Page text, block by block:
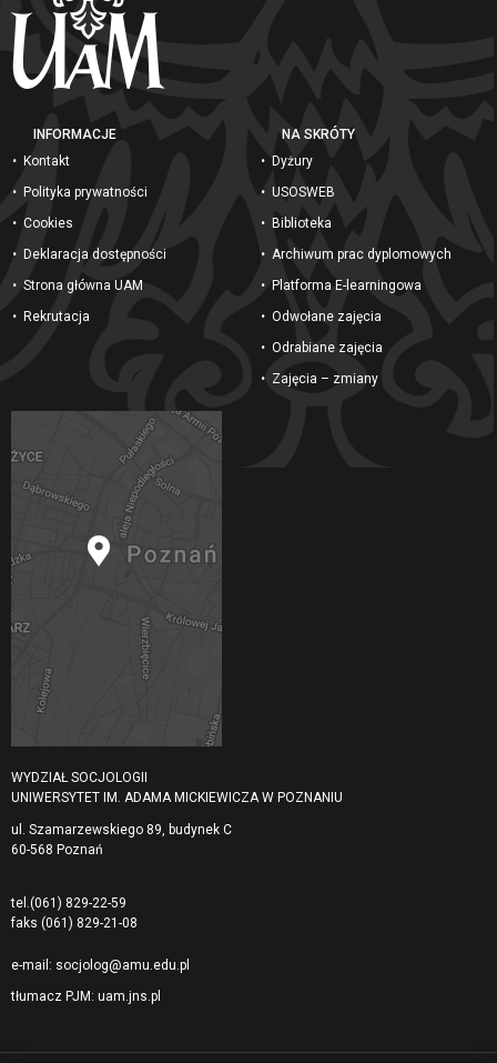
INFORMACJE
Kontakt
Polityka prywatności
Cookies
Deklaracja dostępności
Strona główna UAM
Rekrutacja
NA SKRÓTY
Dyżury
USOSWEB
Biblioteka
Archiwum prac dyplomowych
Platforma E-learningowa
Odwołane zajęcia
Odrabiane zajęcia
Zajęcia – zmiany
WYDZIAŁ SOCJOLOGII
UNIWERSYTET IM. ADAMA MICKIEWICZA W POZNANIU
ul. Szamarzewskiego 89, budynek C
60-568 Poznań
tel. (061) 829-22-59
faks (061) 829-21-08
e-mail: socjolog@amu.edu.pl
tłumacz PJM: uam.jns.pl